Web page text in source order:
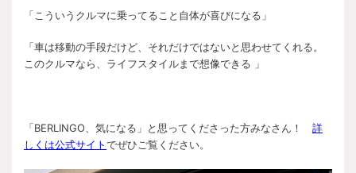
「こういうクルマに乗ってること自体が喜びになる」
「車は移動の手段だけど、それだけではないと思わせてくれる。
このクルマなら、ライフスタイルまで想像できる 」
「BERLINGO、気になる」と思ってくださった方みなさん！ 詳
しくは公式サイトでぜひご覧ください。